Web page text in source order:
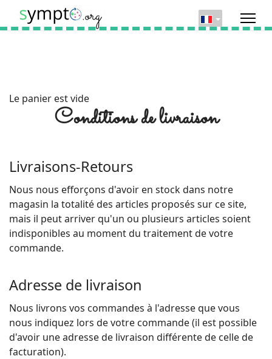
Le panier est vide
Conditions de livraison
Livraisons-Retours
Nous nous efforçons d'avoir en stock dans notre
magasin la totalité des articles proposés sur ce site,
mais il peut arriver qu'un ou plusieurs articles soient
indisponibles au moment du traitement de votre
commande.
Adresse de livraison
Nous livrons vos commandes à l'adresse que vous
nous indiquez lors de votre commande (il est possible
d'avoir une adresse de livraison différente de celle de
facturation).